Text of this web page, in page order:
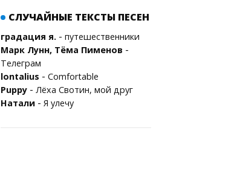
СЛУЧАЙНЫЕ ТЕКСТЫ ПЕСЕН
градация я. - путешественники
Марк Лунн, Тёма Пименов -
Телеграм
lontalius - Comfortable
Puppy - Лёха Свотин, мой друг
Натали - Я улечу